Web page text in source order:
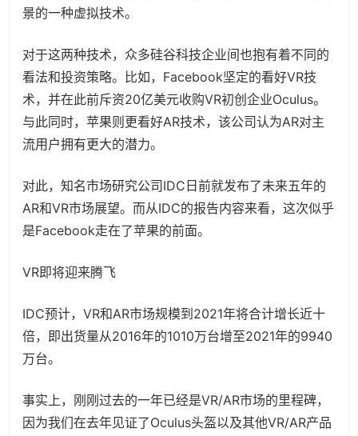
景的一种虚拟技术。
对于这两种技术，众多硅谷科技企业间也抱有着不同的
看法和投资策略。比如， Facebook坚定的看好VR技
术，并在此前斥资20亿美元收购VR初创企业Oculus。
与此同时，苹果则更看好AR技术，该公司认为AR对主
流用户拥有更大的潜力。
对此，知名市场研究公司IDC日前就发布了未来五年的
AR和VR市场展望。而从IDC的报告内容来看，这次似乎
是Facebook走在了苹果的前面。
VR即将迎来腾飞
IDC预计，VR和AR市场规模到2021年将合计增长近十
倍，即出货量从2016年的1010万台增至2021年的9940
万台。
事实上，刚刚过去的一年已经是VR/AR市场的里程碑，
因为我们在去年见证了Oculus头盔以及其他VR/AR产品